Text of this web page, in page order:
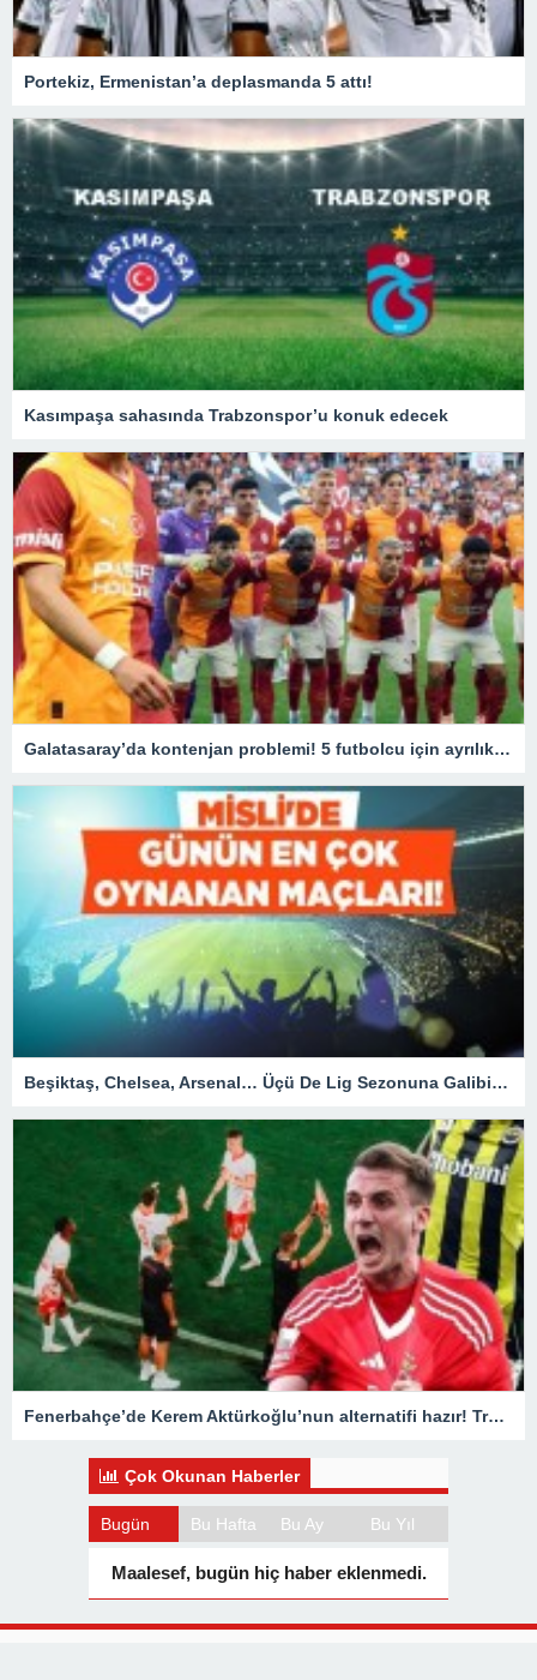
Portekiz, Ermenistan’a deplasmanda 5 attı!
Kasımpaşa sahasında Trabzonspor’u konuk edecek
Galatasaray’da kontenjan problemi! 5 futbolcu için ayrılık kararı
Beşiktaş, Chelsea, Arsenal… Üçü De Lig Sezonuna Galibiyetle Başlar! İşte Misli’de Günün En Çok Oynanan Maçları
Fenerbahçe’de Kerem Aktürkoğlu’nun alternatifi hazır! Transferde son durum belli oldu
Çok Okunan Haberler
Bugün Bu Hafta Bu Ay Bu Yıl
Maalesef, bugün hiç haber eklenmedi.